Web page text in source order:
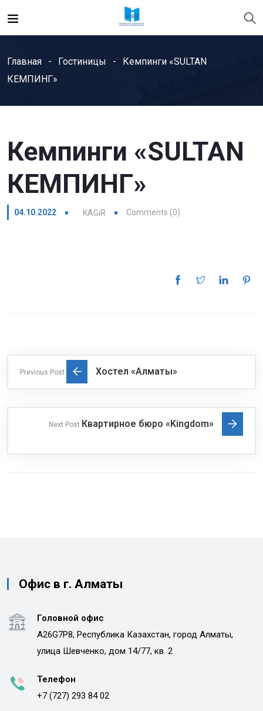
Главная Гостиницы
Кемпинги «SULTAN
КЕМПИНГ»
Кемпинги «SULTAN
КЕМПИНГ»
04.10.2022 KAGiR Comments (0)
Previous Post Хостел «Алматы»
Next Post Квартирное бюро «Kingdom»
Офис в г. Алматы
Головной офис
A26G7P8, Республика Казахстан, город Алматы,
улица Шевченко, дом 14/77, кв. 2
Телефон
+7 (727) 293 84 02